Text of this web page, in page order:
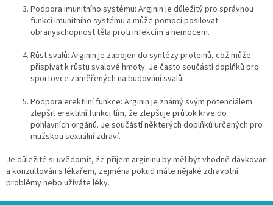
ý
p
i
u
Podpora imunitního systému: Arginin je důležitý pro správnou
funkci imunitního systému a může pomoci posilovat
obranyschopnost těla proti infekcím a nemocem.
Růst svalů: Arginin je zapojen do syntézy proteinů, což může
přispívat k růstu svalové hmoty. Je často součástí doplňků pro
sportovce zaměřených na budování svalů.
Podpora erektilní funkce: Arginin je známý svým potenciálem
zlepšit erektilní funkci tím, že zlepšuje průtok krve do
pohlavních orgánů. Je součástí některých doplňků určených pro
mužskou sexuální zdraví.
Je důležité si uvědomit, že příjem argininu by měl být vhodně dávkován
a konzultován s lékařem, zejména pokud máte nějaké zdravotní
problémy nebo užíváte léky.